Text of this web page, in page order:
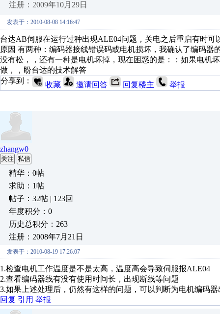
注册：2009年10月29日
发表于：2010-08-08 14:16:47
台达AB伺服在运行过种出现ALE04问题，关电之后重启有时
原因 有两种：编码器接线错误码或电机损坏，我确认了编码
没有松，，还有一种是电机坏掉，现在困惑的是：：如果电机
做，，盼台达的技术解答
分享到：
收藏 邀请回答 回复楼主 举报
zhangw0
关注 私信
精华：0帖
求助：1帖
帖子：32帖 | 123回
年度积分：0
历史总积分：263
注册：2008年7月21日
发表于：2010-08-19 17:26:07
1.检查电机工作温度是不是太高，温度高会导致伺服报ALE04
2.查看编码器线有没有使用时间长，出现断线等问题
3.如果上述处理后，仍然有这样的问题，可以判断为电机编码
回复 引用 举报